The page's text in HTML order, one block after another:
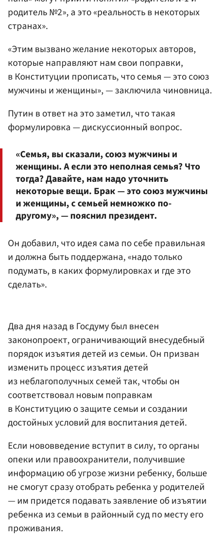
родитель №2», а это «реальность в некоторых
странах».
«Этим вызвано желание некоторых авторов,
которые направляют нам свои поправки,
в Конституции прописать, что семья — это союз
мужчины и женщины», — заключила чиновница.
Путин в ответ на это заметил, что такая
формулировка — дискуссионный вопрос.
«Семья, вы сказали, союз мужчины и
женщины. А если это неполная семья? Что
тогда? Давайте, нам надо уточнить
некоторые вещи. Брак — это союз мужчины
и женщины, с семьей немножко по-
другому», — пояснил президент.
Он добавил, что идея сама по себе правильная
и должна быть поддержана, «надо только
подумать, в каких формулировках и где это
сделать».
Два дня назад в Госдуму был внесен
законопроект, ограничивающий внесудебный
порядок изъятия детей из семьи. Он призван
изменить процесс изъятия детей
из неблагополучных семей так, чтобы он
соответствовал новым поправкам
в Конституцию о защите семьи и создании
достойных условий для воспитания детей.
Если нововведение вступит в силу, то органы
опеки или правоохранители, получившие
информацию об угрозе жизни ребенку, больше
не смогут сразу отобрать ребенка у родителей
— им придется подавать заявление об изъятии
ребенка из семьи в районный суд по месту его
проживания.